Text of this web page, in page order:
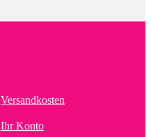
Versandkosten
Ihr Konto